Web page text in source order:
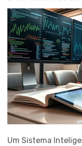
Um Sistema